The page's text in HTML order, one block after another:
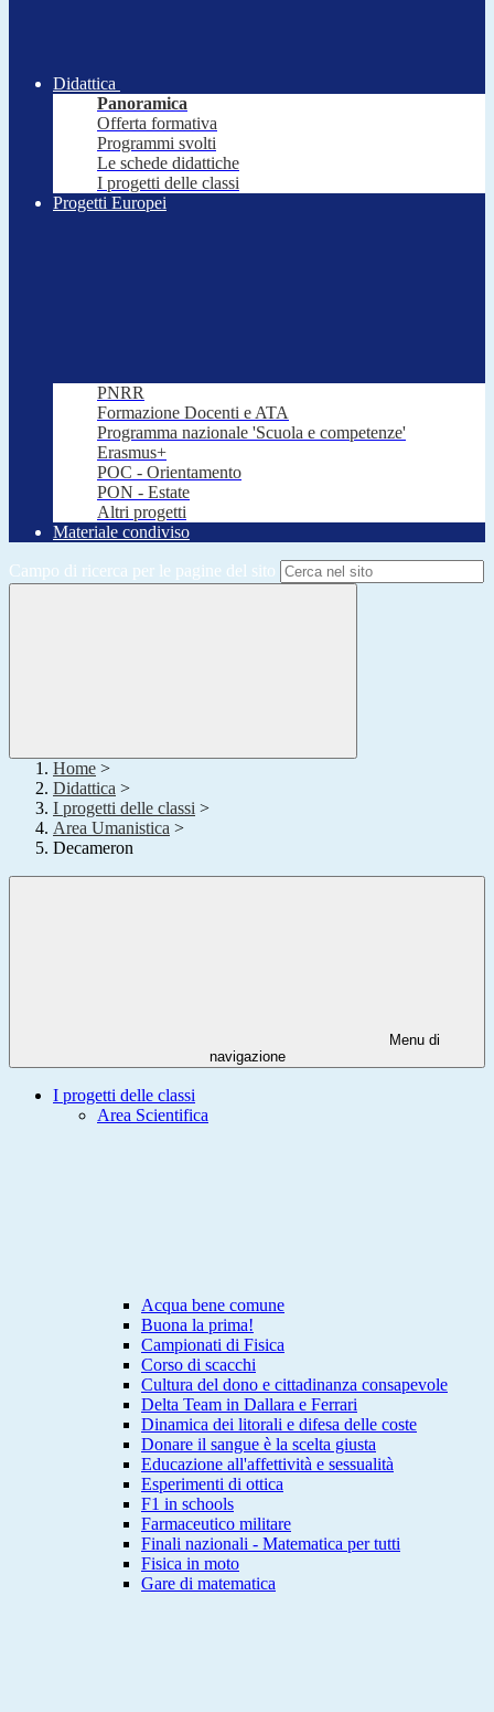
Didattica
Panoramica
Offerta formativa
Programmi svolti
Le schede didattiche
I progetti delle classi
Progetti Europei
PNRR
Formazione Docenti e ATA
Programma nazionale 'Scuola e competenze'
Erasmus+
POC - Orientamento
PON - Estate
Altri progetti
Materiale condiviso
Campo di ricerca per le pagine del sito
Home >
Didattica >
I progetti delle classi >
Area Umanistica >
Decameron
Menu di
navigazione
I progetti delle classi
Area Scientifica
Acqua bene comune
Buona la prima!
Campionati di Fisica
Corso di scacchi
Cultura del dono e cittadinanza consapevole
Delta Team in Dallara e Ferrari
Dinamica dei litorali e difesa delle coste
Donare il sangue è la scelta giusta
Educazione all'affettività e sessualità
Esperimenti di ottica
F1 in schools
Farmaceutico militare
Finali nazionali - Matematica per tutti
Fisica in moto
Gare di matematica